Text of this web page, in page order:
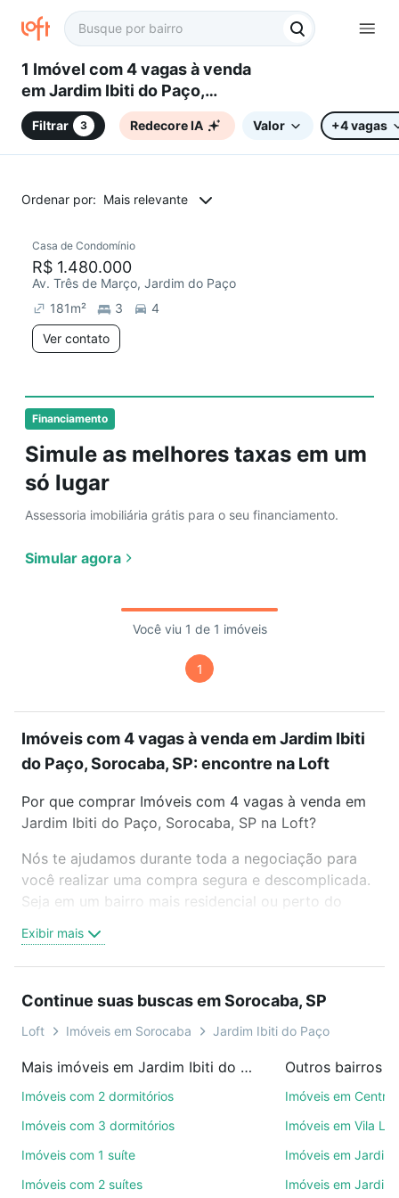
1 Imóvel com 4 vagas à venda
em Jardim Ibiti do Paço,
Sorocaba, SP
Filtrar 3 Redecore IA Valor +4 vagas
Ordenar por: Mais relevante
Financiamento
Simule as melhores taxas em um
só lugar
Assessoria imobiliária grátis para o seu financiamento.
Simular agora
Casa de Condomínio
R$ 1.480.000
Av. Três de Março, Jardim do Paço
181m² 3
4
Ver contato
Você viu 1 de 1 imóveis
1
Imóveis com 4 vagas à venda em Jardim Ibiti
do Paço, Sorocaba, SP: encontre na Loft
Por que comprar Imóveis com 4 vagas à venda em
Jardim Ibiti do Paço, Sorocaba, SP na Loft?
Nós te ajudamos durante toda a negociação para
você realizar uma compra segura e descomplicada.
Seja em um bairro mais residencial ou perto do
oferta ideal de Imóveis com 4 vagas à venda em
Jardim Ibiti do Paço, Sorocaba, SP para conquistar
videochamada, é grátis, sem compromisso e você
ainda conta com mais de 46 mil corretores e
de imóveis.
ruas, bairros e até condomínios favoritos. Você
também pode usar os filtros como quantidade de
Exibir mais
Continue suas buscas em Sorocaba, SP
Loft Imóveis em Sorocaba Jardim Ibiti do Paço
Mais imóveis em Jardim Ibiti do Paço
Imóveis com 2 dormitórios
Imóveis com 3 dormitórios
Imóveis com 1 suíte
Imóveis com 2 suítes
Outros bairros
Imóveis em Centro
Imóveis em Vila
Imóveis em Jardim
Imóveis em Jardim